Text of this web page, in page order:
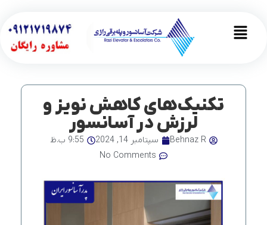
Main
تکنیک‌های کاهش نویز و
لرزش در آسانسور
Behnaz R سپتامبر 14, 2024
9:55 ب.ظ
No Comments